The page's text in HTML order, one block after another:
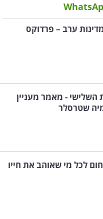
ערב – פרדוקס
השלישי - מאמר מעניין
שטרסלר
לכל מי שאוהב את חייו